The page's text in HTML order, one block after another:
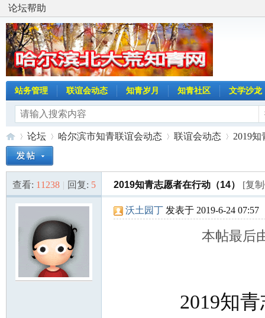
论坛帮助
站务管理 联谊会动态 知青岁月 知青社区 文学沙龙
哈»
论坛
›
哈尔滨市知青联谊会动态
›
联谊会动态
›
2019
查看: 11238 | 回复: 5 2019知青志愿者在行动（14） [复
沃土园丁 发表于 2019-6-24 07:57
本帖最后
2019知